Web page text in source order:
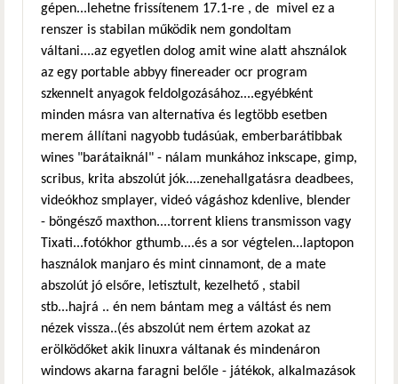
gépen...lehetne frissítenem 17.1-re , de mivel ez a
renszer is stabilan működik nem gondoltam
váltani....az egyetlen dolog amit wine alatt ahsználok
az egy portable abbyy finereader ocr program
szkennelt anyagok feldolgozásához....egyébként
minden másra van alternatíva és legtöbb esetben
merem állítani nagyobb tudásúak, emberbarátibbak
wines "barátaiknál" - nálam munkához inkscape, gimp,
scribus, krita abszolút jók....zenehallgatásra deadbees,
videókhoz smplayer, videó vágáshoz kdenlive, blender
- böngésző maxthon....torrent kliens transmisson vagy
Tixati...fotókhor gthumb....és a sor végtelen...laptopon
használok manjaro és mint cinnamont, de a mate
abszolút jó elsőre, letisztult, kezelhető , stabil
stb...hajrá .. én nem bántam meg a váltást és nem
nézek vissza..(és abszolút nem értem azokat az
erölködőket akik linuxra váltanak és mindenáron
windows akarna faragni belőle - játékok, alkalmazások